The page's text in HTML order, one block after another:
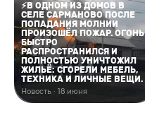
⚡В ОДНОМ ИЗ ДОМОВ В
СЕЛЕ САРМАНОВО ПОСЛЕ
ПОПАДАНИЯ МОЛНИИ
ПРОИЗОШЁЛ ПОЖАР. ОГОНЬ
БЫСТРО
РАСПРОСТРАНИЛСЯ И
ПОЛНОСТЬЮ УНИЧТОЖИЛ
ЖИЛЬЁ: СГОРЕЛИ МЕБЕЛЬ,
ТЕХНИКА И ЛИЧНЫЕ ВЕЩИ.
Новость · 18 июня